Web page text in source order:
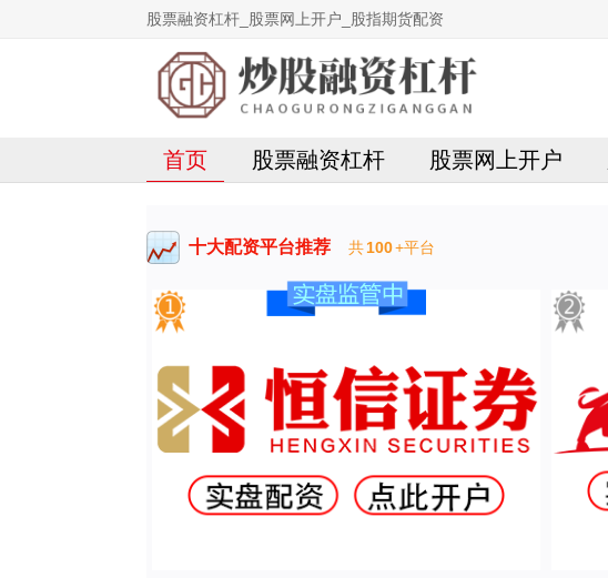
股票融资杠杆_股票网上开户_股指期货配资
首页 股票融资杠杆 股票网上开户
十大配资平台推荐 共100+平台